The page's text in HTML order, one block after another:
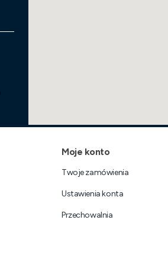
Moje konto
Twoje zamówienia
Ustawienia konta
Przechowalnia